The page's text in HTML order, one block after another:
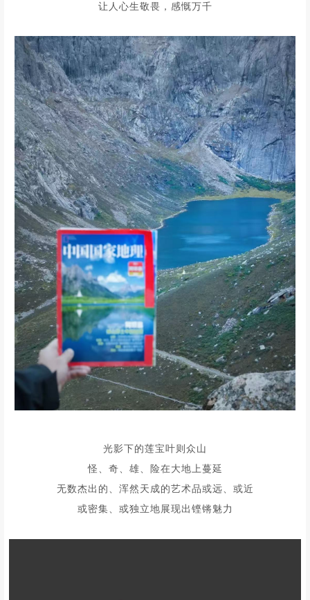
让人心生敬畏，感慨万千
光影下的莲宝叶则众山
怪、奇、雄、险在大地上蔓延
无数杰出的、浑然天成的艺术品或远、或近
或密集、或独立地展现出铿锵魅力